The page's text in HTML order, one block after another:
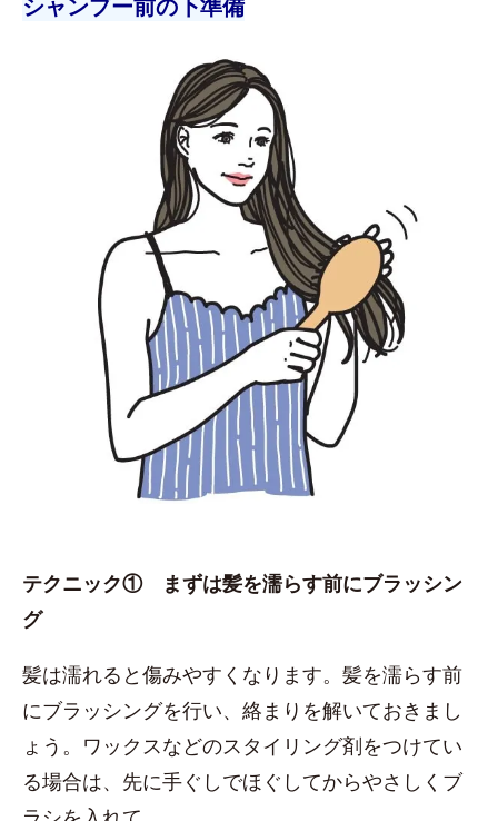
シャンプー前の下準備
テクニック① まずは髪を濡らす前にブラッシン
グ
髪は濡れると傷みやすくなります。髪を濡らす前
にブラッシングを行い、絡まりを解いておきまし
ょう。ワックスなどのスタイリング剤をつけてい
る場合は、先に手ぐしでほぐしてからやさしくブ